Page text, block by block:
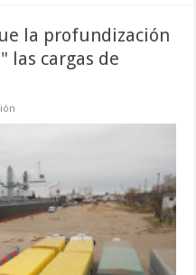
la profundización
las cargas de